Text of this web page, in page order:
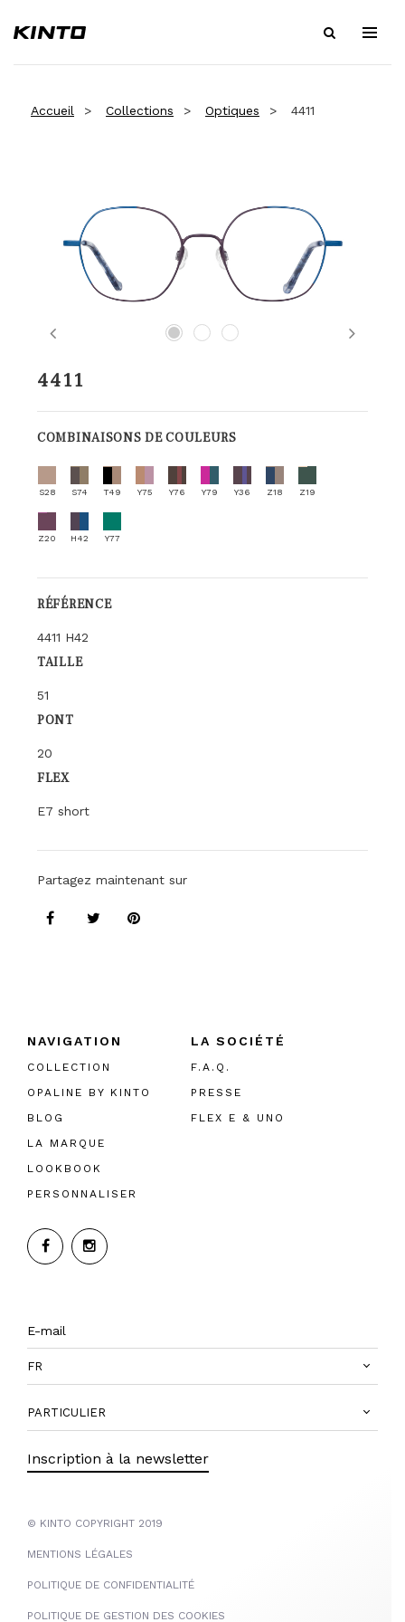
Accueil Collections Optiques 4411
Previous Next
4411
COMBINAISONS DE COULEURS
S28 S74 T49 Y75 Y76 Y79 Y36 Z18 Z19
Z20 H42 Y77
RÉFÉRENCE
4411 H42
TAILLE
51
PONT
20
FLEX
E7 short
Partagez maintenant sur
NAVIGATION
COLLECTION
OPALINE BY KINTO
BLOG
LA MARQUE
LOOKBOOK
PERSONNALISER
LA SOCIÉTÉ
F.A.Q.
PRESSE
FLEX E & UNO
FR
PARTICULIER
Inscription à la newsletter
© KINTO COPYRIGHT 2019
MENTIONS LÉGALES
POLITIQUE DE CONFIDENTIALITÉ
POLITIQUE DE GESTION DES COOKIES